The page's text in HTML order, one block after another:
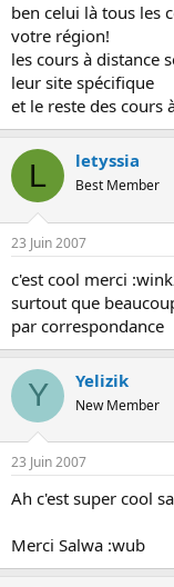
ben celui là tous les
votre région!
les cours à distance
leur site spécifique
et le reste des cours
L letyssia
Best Member
23 Juin 2007
c'est cool merci
surtout que
par correspondance
Y Yelizik
New Member
23 Juin 2007
Ah c'est super cool
Merci Salwa :wub